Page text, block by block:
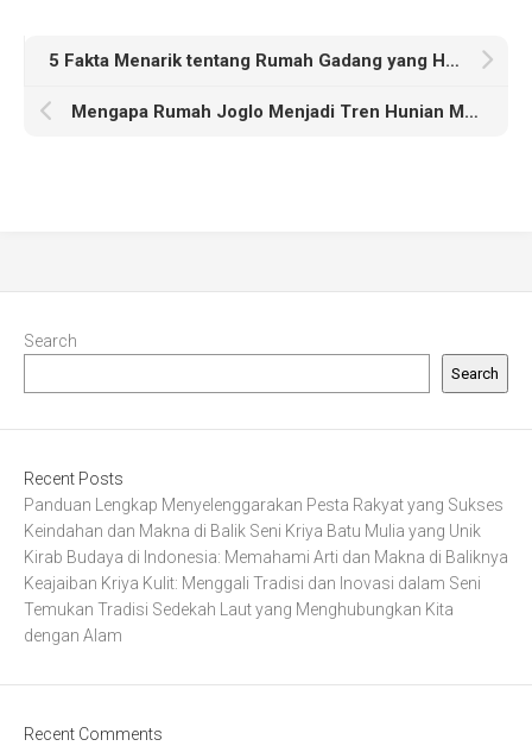
5 Fakta Menarik tentang Rumah Gadang yang Harus Anda Ketahui
Mengapa Rumah Joglo Menjadi Tren Hunian Masa Kini?
Search
Search
Recent Posts
Panduan Lengkap Menyelenggarakan Pesta Rakyat yang Sukses
Keindahan dan Makna di Balik Seni Kriya Batu Mulia yang Unik
Kirab Budaya di Indonesia: Memahami Arti dan Makna di Baliknya
Keajaiban Kriya Kulit: Menggali Tradisi dan Inovasi dalam Seni
Temukan Tradisi Sedekah Laut yang Menghubungkan Kita
dengan Alam
Recent Comments